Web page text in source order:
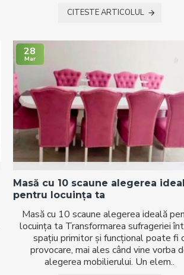
CITESTE ARTICOLUL
28
Mar
Masă cu 10 scaune alegerea
pentru locuința ta
Masă cu 10 scaune alegerea ideală
locuința ta Transformarea sufrageriei
spațiu primitor și funcțional poate fi
provocare, mai ales când vine vorba
alegerea mobilierului. Un elem..